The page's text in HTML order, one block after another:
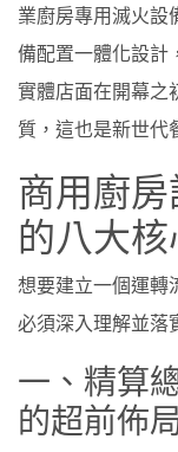
業廚房專用滅火設
備配置一體化設計
實體店面在開幕之
質，這也是新世代
商用廚
的八大
想要建立一個運轉
必須深入理解並落
一、精算
的超前佈